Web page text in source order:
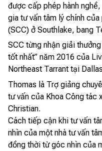
được cấp phép hành
gia tư vấn tâm lý chính
(SCC) ở Southlake, bang
SCC từng nhận giải
tốt nhất” năm 2016 của
Northeast Tarrant tại
Thomas là Trợ giảng
tư vấn của Khoa Công tác
Christian.
Cách tiếp cận khi tư vấn
nhìn của một nhà tư vấn
đồng thời từ góc nhìn của